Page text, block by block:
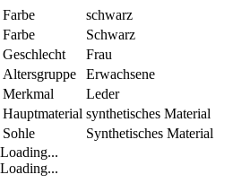
Farbe
schwarz
Farbe
Schwarz
Geschlecht
Frau
Altersgruppe
Erwachsene
Merkmal
Leder
Hauptmaterial synthetisches Material
Sohle
Synthetisches Material
Loading...
Loading...